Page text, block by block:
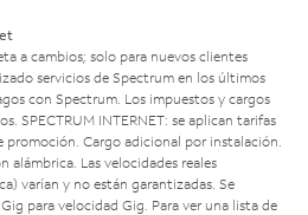
a cambios; solo para nuevos clientes
servicios de Spectrum en los últimos
con Spectrum. Los impuestos y cargos
SPECTRUM INTERNET: se aplican tarifas
promoción. Cargo adicional por instalación.
alámbrica. Las velocidades reales
varían y no están garantizadas. Se
para velocidad Gig. Para ver una lista de